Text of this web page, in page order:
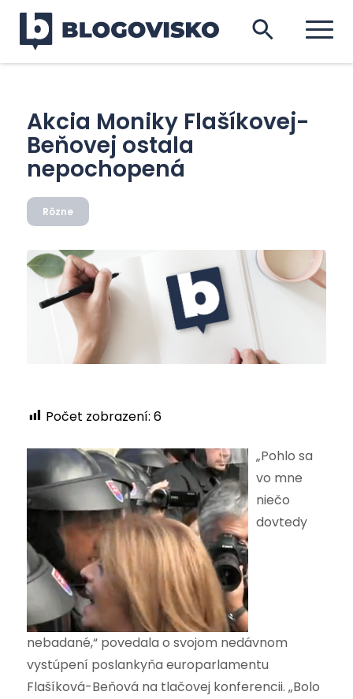
Akcia Moniky Flašíkovej-
Beňovej ostala
nepochopená
Rôzne
Počet zobrazení: 6
„Pohlo sa
vo mne
niečo
dovtedy
nebadané,“ povedala o svojom nedávnom
vystúpení poslankyňa europarlamentu
Flašíková-Beňová na tlačovej konferencii. „Bolo